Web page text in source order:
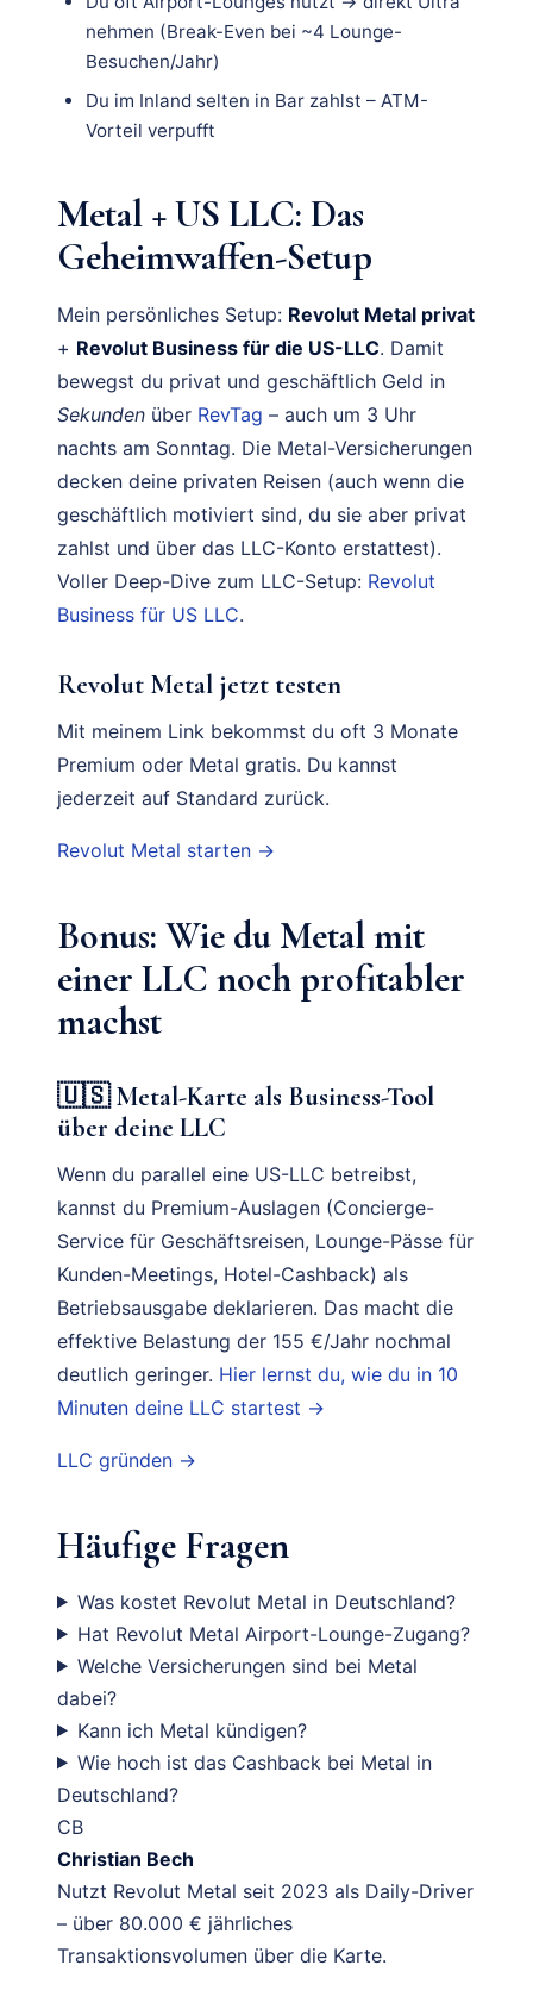
nehmen (Break-Even bei ~4 Lounge-
Besuchen/Jahr)
Du im Inland selten in Bar zahlst – ATM-
Vorteil verpufft
Metal + US LLC: Das
Geheimwaffen-Setup
Mein persönliches Setup: Revolut Metal privat
+ Revolut Business für die US-LLC. Damit
bewegst du privat und geschäftlich Geld in
Sekunden über RevTag – auch um 3 Uhr
nachts am Sonntag. Die Metal-Versicherungen
decken deine privaten Reisen (auch wenn die
geschäftlich motiviert sind, du sie aber privat
zahlst und über das LLC-Konto erstattest).
Voller Deep-Dive zum LLC-Setup: Revolut
Business für US LLC.
Revolut Metal jetzt testen
Mit meinem Link bekommst du oft 3 Monate
Premium oder Metal gratis. Du kannst
jederzeit auf Standard zurück.
Revolut Metal starten →
Bonus: Wie du Metal mit
einer LLC noch profitabler
machst
🇺🇸 Metal-Karte als Business-Tool
über deine LLC
Wenn du parallel eine US-LLC betreibst,
kannst du Premium-Auslagen (Concierge-
Service für Geschäftsreisen, Lounge-Pässe für
Kunden-Meetings, Hotel-Cashback) als
Betriebsausgabe deklarieren. Das macht die
effektive Belastung der 155 €/Jahr nochmal
deutlich geringer. Hier lernst du, wie du in 10
Minuten deine LLC startest →
LLC gründen →
Häufige Fragen
Was kostet Revolut Metal in Deutschland?
Hat Revolut Metal Airport-Lounge-Zugang?
Welche Versicherungen sind bei Metal
dabei?
Kann ich Metal kündigen?
Wie hoch ist das Cashback bei Metal in
Deutschland?
CB
Christian Bech
Nutzt Revolut Metal seit 2023 als Daily-Driver
– über 80.000 € jährliches
Transaktionsvolumen über die Karte.